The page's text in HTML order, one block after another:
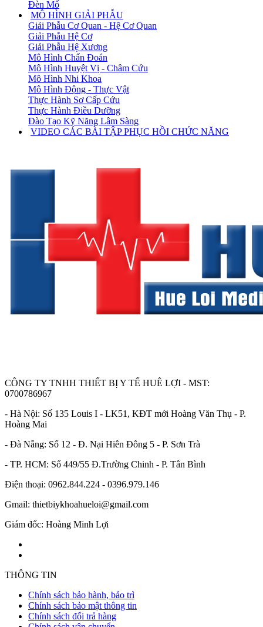
Đèn Mổ
MÔ HÌNH GIẢI PHẪU
Giải Phẫu Cơ Quan - Hệ Cơ Quan
Giải Phẫu Hệ Cơ
Giải Phẫu Hệ Xương
Mô Hình Chẩn Đoán
Mô Hình Huyệt Vị - Châm Cứu
Mô Hình Nhi Khoa
Mô Hình Động - Thực Vật
Thực Hành Sơ Cấp Cứu
Thực Hành Điều Dưỡng
Đào Tạo Kỹ Năng Lâm Sàng
VIDEO CÁC BÀI TẬP PHỤC HỒI CHỨC NĂNG
CÔNG TY TNHH THIẾT BỊ Y TẾ HUÊ LỢI - MST:
0700786967
- Hà Nội: Số 135 Louis I - LK51, KĐT mới Hoàng Văn Thụ - P.
Hoàng Mai
- Đà Nẵng: Số 12 - Đ. Nại Hiên Đông 5 - P. Sơn Trà
- TP. HCM: Số 449/55 Đ.Trường Chinh - P. Tân Bình
Điện thoại: 0962.844.224 - 0396.979.146
Gmail: thietbiykhoahueloi@gmail.com
Giám đốc: Hoàng Minh Lợi
THÔNG TIN
Chính sách bảo hành, bảo trì
Chính sách bảo mật thông tin
Chính sách đổi trả hàng